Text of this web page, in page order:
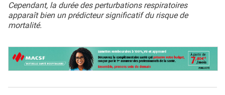
Cependant, la durée des perturbations respiratoires
apparaît bien un prédicteur significatif du risque de
mortalité.